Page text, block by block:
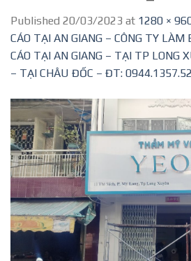
Published 20/03/2023 at 1280 ×
CÁO TẠI AN GIANG – CÔNG TY LÀM
CÁO TẠI AN GIANG – TẠI TP LONG
– TẠI CHÂU ĐỐC – ĐT: 0944.1357.52